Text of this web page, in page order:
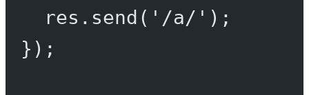
res. send ( '/a/' );
});